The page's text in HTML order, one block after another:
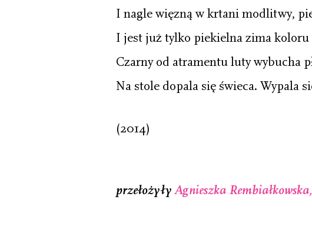
I nagle więzną w krtani modlitwy,
I jest już tylko piekielna zima koloru
Czarny od atramentu luty wybucha
Na stole dopala się świeca. Wypala
(2014)
przełożyłyAgnieszka